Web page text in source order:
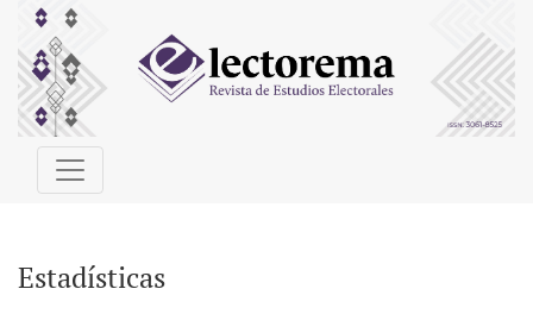
Estadísticas
Estadísticas